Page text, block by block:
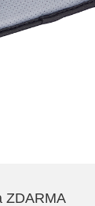
ZDARMA